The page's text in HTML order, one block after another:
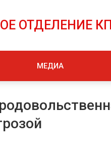
ОТДЕЛЕНИЕ
МЕДИА